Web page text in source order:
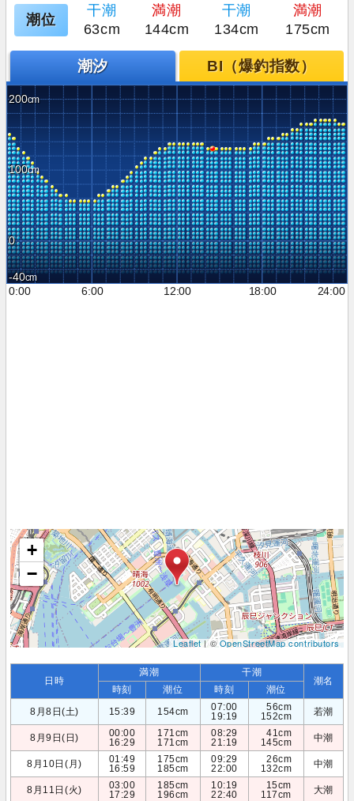
潮位
干潮 満潮 干潮
満潮
63cm
144cm 134cm 175cm
潮汐 BI（爆釣指数）
200
100
0
-40
0:00
6:00 12:00 18:00 24:00
+
−
Leaflet| ©OpenStreetMap contributors
日時
満潮 干潮
潮名
時刻 潮位 時刻
潮位
8月8日(土)
15:39 154cm
07:00
19:19
56cm
152cm
若潮
8月9日(日)
00:00
16:29
171cm
171cm
08:29
21:19
41cm
145cm
中潮
8月10日(月)
01:49
16:59
175cm
185cm
09:29
22:00
26cm
132cm
中潮
8月11日(火)
03:00
17:29
185cm
196cm
10:19
22:40
15cm
117cm
大潮